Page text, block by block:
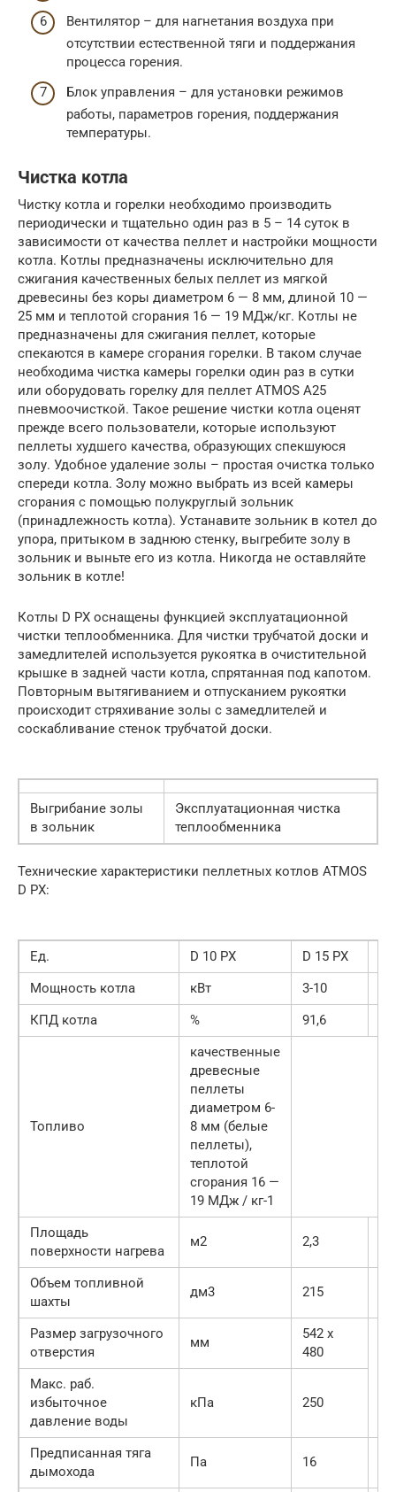
Вентилятор – для нагнетания воздуха при
отсутствии естественной тяги и поддержания
процесса горения.
Блок управления – для установки режимов
работы, параметров горения, поддержания
температуры.
Чистка котла
Чистку котла и горелки необходимо производить
периодически и тщательно один раз в 5 – 14 суток в
зависимости от качества пеллет и настройки мощности
котла. Котлы предназначены исключительно для
сжигания качественных белых пеллет из мягкой
древесины без коры диаметром 6 — 8 мм, длиной 10 —
25 мм и теплотой сгорания 16 — 19 МДж/кг. Котлы не
предназначены для сжигания пеллет, которые
спекаются в камере сгорания горелки. В таком случае
необходима чистка камеры горелки один раз в сутки
или оборудовать горелку для пеллет ATMOS A25
пневмоочисткой. Такое решение чистки котла оценят
прежде всего пользователи, которые используют
пеллеты худшего качества, образующих спекшуюся
золу. Удобное удаление золы – простая очистка только
спереди котла. Золу можно выбрать из всей камеры
сгорания с помощью полукруглый зольник
(принадлежность котла). Устанавите зольник в котел до
упора, притыком в заднюю стенку, выгребите золу в
зольник и выньте его из котла. Никогда не оставляйте
зольник в котле!
Котлы D PX оснащены функцией эксплуатационной
чистки теплообменника. Для чистки трубчатой доски и
замедлителей используется рукоятка в очистительной
крышке в задней части котла, спрятанная под капотом.
Повторным вытягиванием и отпусканием рукоятки
происходит стряхивание золы с замедлителей и
соскабливание стенок трубчатой доски.
Выгрибание золы
в зольник
Эксплуатационная чистка
теплообменника
Технические характеристики пеллетных котлов ATMOS
D PX:
Ед. D 10 PX D 15 PX
Мощность котла
кВт 3-10
КПД котла
% 91,6
Топливо
качественные
древесные
пеллеты
диаметром 6-
8 мм (белые
пеллеты),
теплотой
сгорания 16 —
19 МДж / кг-1
Площадь
поверхности нагрева
м2 2,3
Объем топливной
шахты
дм3 215
Размер загрузочного
отверстия
мм
542 х
480
Макс. раб.
избыточное
давление воды
кПа 250
Предписанная тяга
дымохода
Па 16